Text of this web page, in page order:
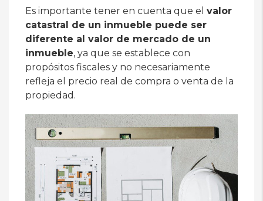
Es importante tener en cuenta que el valor
catastral de un inmueble puede ser
diferente al valor de mercado de un
inmueble, ya que se establece con
propósitos fiscales y no necesariamente
refleja el precio real de compra o venta de la
propiedad.